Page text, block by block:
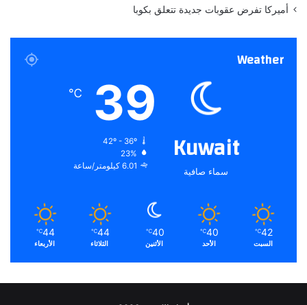
أميركا تفرض عقوبات جديدة تتعلق بكوبا
Weather
Kuwait
سماء صافية
39
℃
42º - 36º
23%
6.01 كيلومتر/ساعة
42
℃
السبت
40
℃
الأحد
40
℃
الأثنين
44
℃
الثلاثاء
44
℃
الأربعاء